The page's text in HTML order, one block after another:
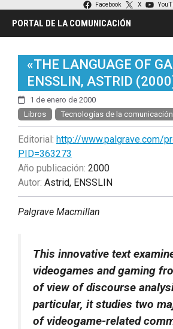
contenido
Facebook X
PORTAL DE LA COMUNICACIÓN
«THE LANGUAGE OF
ENSSLIN, ASTRID
1 de enero de 2000
Libros
Tecnologías de la comunicación
Editorial: http://www.palgrave.com/
PID=363273
Año publicación: 2000
Autor: Astrid, ENSSLIN
Palgrave Macmillan
This innovative text
videogames and gaming
of view of discourse
particular, it studies two
of videogame-related